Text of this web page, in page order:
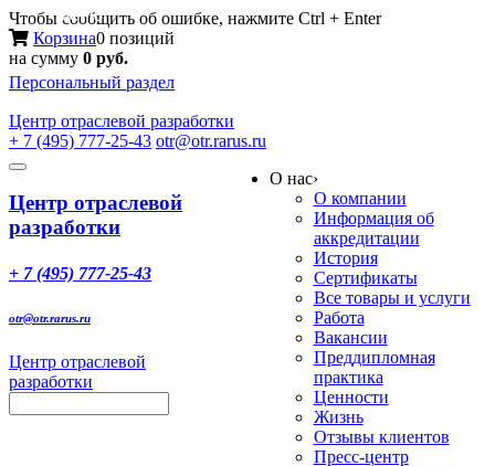
Чтобы сообщить об ошибке, нажмите Ctrl + Enter
Корзина0 позиций
на сумму 0 руб.
Персональный раздел
Центр отраслевой разработки
+ 7 (495) 777-25-43 otr@otr.rarus.ru
Toggle
Меню
Центр отраслевой
разработки
+ 7 (495) 777-25-43
otr@otr.rarus.ru
Центр отраслевой
разработки
О нас›
О компании
Информация об
аккредитации
История
Сертификаты
Все товары и услуги
Работа
Вакансии
Преддипломная
практика
Ценности
Жизнь
Отзывы клиентов
Пресс-центр